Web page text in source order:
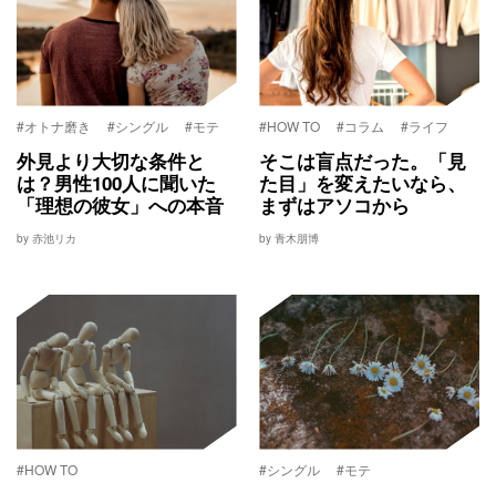
#オトナ磨き #シングル #モテ
外見より大切な条件と
は？男性100人に聞いた
「理想の彼女」への本音
by 赤池リカ
#HOW TO #コラム #ライフ
そこは盲点だった。「見
た目」を変えたいなら、
まずはアソコから
by 青木朋博
#HOW TO #シングル #モテ